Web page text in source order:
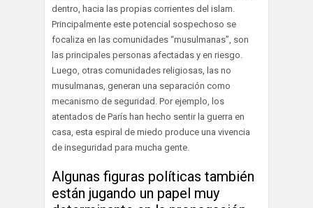
dentro, hacia las propias corrientes del islam.
Principalmente este potencial sospechoso se
focaliza en las comunidades “musulmanas”, son
las principales personas afectadas y en riesgo.
Luego, otras comunidades religiosas, las no
musulmanas, generan una separación como
mecanismo de seguridad. Por ejemplo, los
atentados de París han hecho sentir la guerra en
casa, esta espiral de miedo produce una vivencia
de inseguridad para mucha gente.
Algunas figuras políticas también
están jugando un papel muy